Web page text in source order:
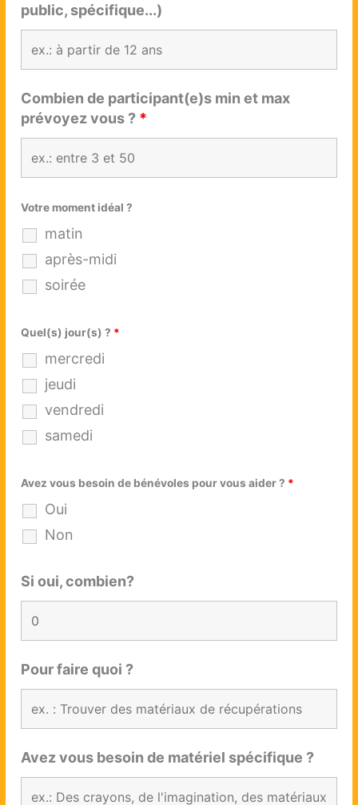
public, spécifique...)
Combien de participant(e)s min et max
prévoyez vous ? *
Votre moment idéal ?
matin
après-midi
soirée
Quel(s) jour(s) ? *
mercredi
jeudi
vendredi
samedi
Avez vous besoin de bénévoles pour vous aider ? *
Oui
Non
Si oui, combien?
Pour faire quoi ?
Avez vous besoin de matériel spécifique ?